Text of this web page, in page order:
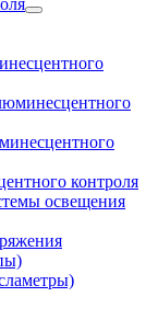
контроля
освещения